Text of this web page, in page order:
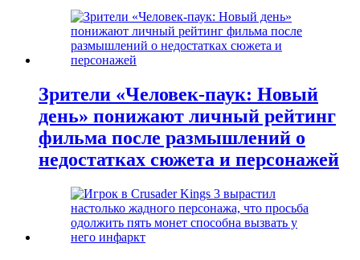
Зрители «Человек-паук: Новый
день» понижают личный рейтинг
фильма после размышлений о
недостатках сюжета и персонажей